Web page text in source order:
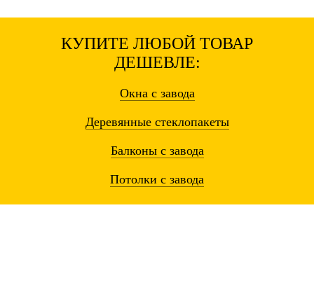
КУПИТЕ ЛЮБОЙ ТОВАР
ДЕШЕВЛЕ:
Окнас завода
Деревянные стеклопакеты
Балконы с завода
Потолки с завода